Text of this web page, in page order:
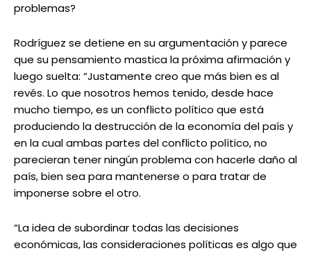
problemas?
Rodríguez se detiene en su argumentación y parece
que su pensamiento mastica la próxima afirmación y
luego suelta: “Justamente creo que más bien es al
revés. Lo que nosotros hemos tenido, desde hace
mucho tiempo, es un conflicto político que está
produciendo la destrucción de la economía del país y
en la cual ambas partes del conflicto político, no
parecieran tener ningún problema con hacerle daño al
país, bien sea para mantenerse o para tratar de
imponerse sobre el otro.
“La idea de subordinar todas las decisiones
económicas, las consideraciones políticas es algo que